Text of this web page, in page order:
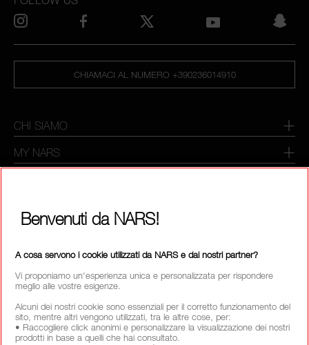
CHIAMACI AL NUMERO +390236014910
CHI SIAMO
MY NARS
Benvenuti da NARS!
A cosa servono i cookie utilizzati da NARS e dai nostri partner?
Vi proponiamo un'esperienza unica e personalizzata per rispondere
meglio alle vostre esigenze.
Alcuni dei nostri cookie sono essenziali per il corretto funzionamento del
sito, mentre altri vengono utilizzati, tra le altre cose, per:
• Raccogliere click anonimi e personalizzare la visualizzazione dei nostri
prodotti in base a quelli che hai consultato.